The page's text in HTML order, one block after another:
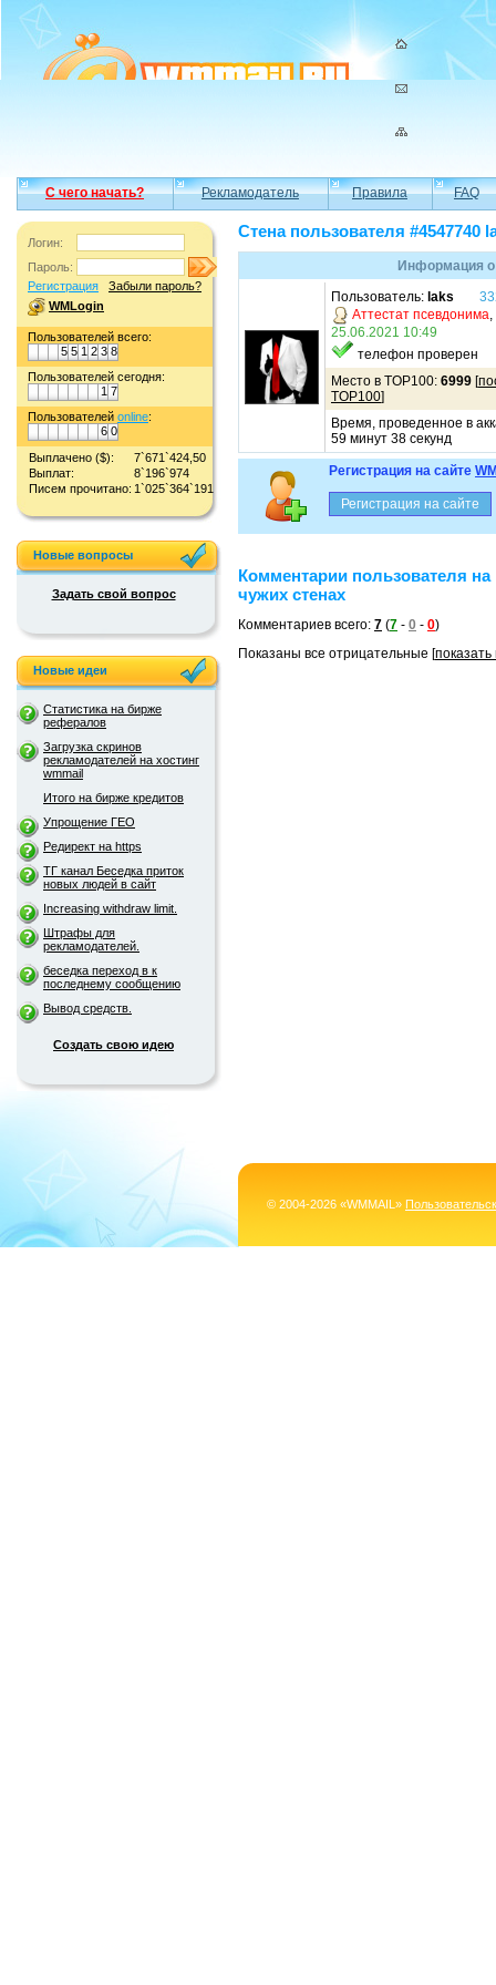
С чего начать? Рекламодатель Правила FAQ
Логин:
Пароль:
Регистрация
Забыли пароль?
WMLogin
Пользователей всего:
5 5 1 2 3 8
Пользователей сегодня:
1 7
Пользователей online:
6 0
Выплачено ($):
7`671`424,50
Выплат:
8`196`974
Писем прочитано: 1`025`364`191
Новые вопросы
Задать свой вопрос
Новые идеи
Статистика на бирже
рефералов
Загрузка скринов
рекламодателей на хостинг
wmmail
Итого на бирже кредитов
Упрощение ГЕО
Редирект на https
ТГ канал Беседка приток
новых людей в сайт
Increasing withdraw limit.
Штрафы для
рекламодателей.
беседка переход в к
последнему сообщению
Вывод средств.
Создать свою идею
Стена пользователя #4547740
Информация о
Пользователь: laks
Аттестат псевдонима
25.06.2021 10:49
телефон проверен
Место в TOP100: 6999 [
TOP100]
Время, проведенное в
59 минут 38 секунд
Регистрация на сайте
Комментарии пользователя на
чужих стенах
Комментариев всего: 7 (7 - 0 - 0)
Показаны все отрицательные [
© 2004-2026 «WMMAIL»